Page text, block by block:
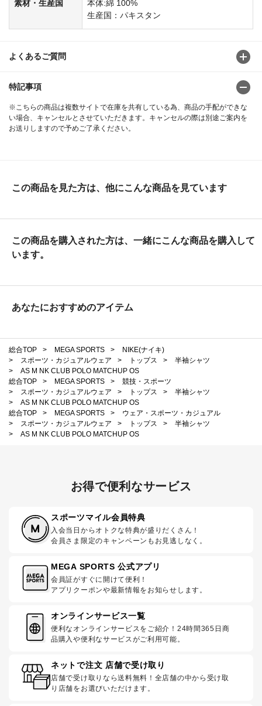
素材・生産国
本体:綿 100%
生産国：パキスタン
よくあるご質問
特記事項
※こちらの商品は複数サイトで在庫を共有している為、商品の手配ができな
い場合、キャンセルとさせていただきます。キャンセルの際は別途ご案内を
お送りしますので予めご了承ください。
この商品を見た方は、他にこんな商品を見ています
この商品を購入された方は、一緒にこんな商品を購入して
います。
あなたにおすすめのアイテム
総合TOP > MEGA SPORTS >
NIKE(ナイキ)
>
スポーツ・カジュアルウェア > トップス >
半袖シャツ
>
AS M NK CLUB POLO MATCHUP OS
総合TOP
> MEGA SPORTS >
競技・スポーツ
>
スポーツ・カジュアルウェア > トップス >
半袖シャツ
>
AS M NK CLUB POLO MATCHUP OS
総合TOP
> MEGA SPORTS >
ウェア・スポーツ・カジュアル
>
スポーツ・カジュアルウェア > トップス >
半袖シャツ
>
AS M NK CLUB POLO MATCHUP OS
お得で便利なサービス
スポーツマイル会員特典
入会当日からオトクな特典が盛りだくさん！
会員さま限定のキャンペーンもお見逃しなく。
MEGA SPORTS 公式アプリ
会員証がすぐに開けて便利！
アプリクーポンや最新情報をお知らせします。
オンラインサービス一覧
便利なオンラインサービスをご紹介！24時間365日商
品購入や便利なサービスがご利用可能。
ネットで注文 店舗で受け取り
店舗で受け取りなら送料無料！全店舗の中から受け取
り店舗をお選びいただけます。